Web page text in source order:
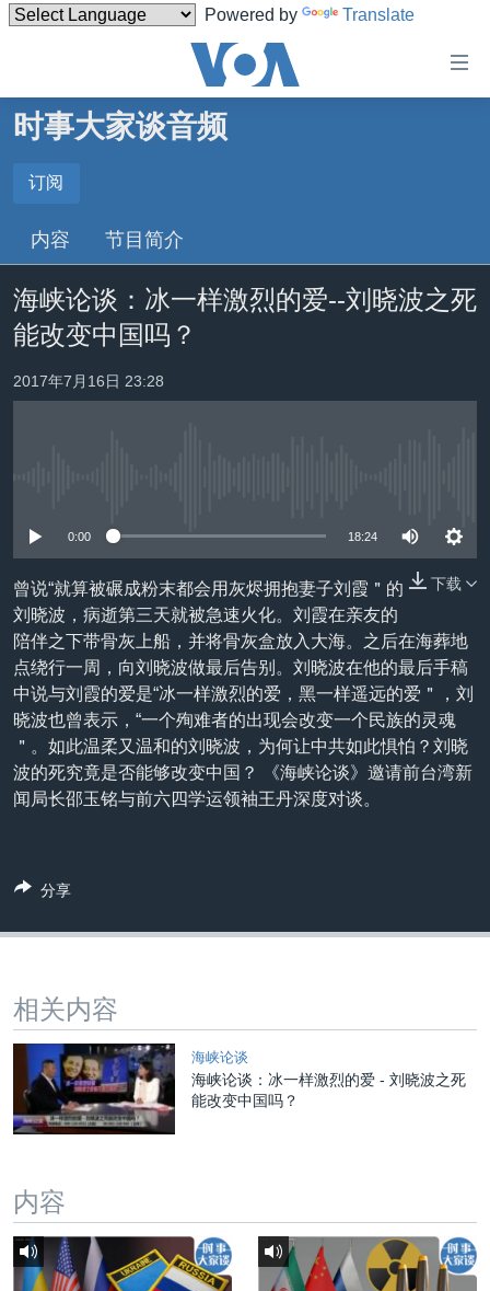
Powered by Translate
碍
到
内
跳
转
到
检
索
主页
美国
台湾
港澳
国际
最新国际新闻
非洲
美洲
全球议题
分类新闻
军事
劳工
环境
国会报道
美中关系
美国建国250周年
埃博拉疫情
美国之音专访
重要讲话与声明
台海两岸关系
南中国海争端
关注新疆
GEN Z 看美国
VOA今日焦点
中文广播
关注我们
其他语言网站
时事大家谈音频
订阅
Spotify
订阅
内容 节目简介
海峡论谈：冰一样激烈的爱--刘晓波之死
能改变中国吗？
2017年7月16日 23:28
0:00 18:24
下载
曾说“就算被碾成粉末都会用灰烬拥抱妻子刘霞＂的
刘晓波，病逝第三天就被急速火化。刘霞在亲友的
陪伴之下带骨灰上船，并将骨灰盒放入大海。之后在海葬地
点绕行一周，向刘晓波做最后告别。刘晓波在他的最后手稿
中说与刘霞的爱是“冰一样激烈的爱，黑一样遥远的爱＂，刘
晓波也曾表示，“一个殉难者的出现会改变一个民族的灵魂
＂。如此温柔又温和的刘晓波，为何让中共如此惧怕？刘晓
波的死究竟是否能够改变中国？ 《海峡论谈》邀请前台湾新
闻局长邵玉铭与前六四学运领袖王丹深度对谈。
分享
相关内容
海峡论谈
海峡论谈：冰一样激烈的爱 - 刘晓波之死
能改变中国吗？
内容